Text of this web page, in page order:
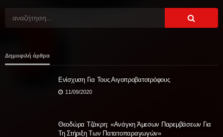
Δημοφιλή άρθρα
Ενίσχυση Για Τους Αιγοπροβατοτρόφους
11/09/2020
Θεοδώρα Τζάκρη: «Ανάγκη Άμεσων Παρεμβάσεων Για
Τη Στήριξη Των Πατατοπαραγωγών»